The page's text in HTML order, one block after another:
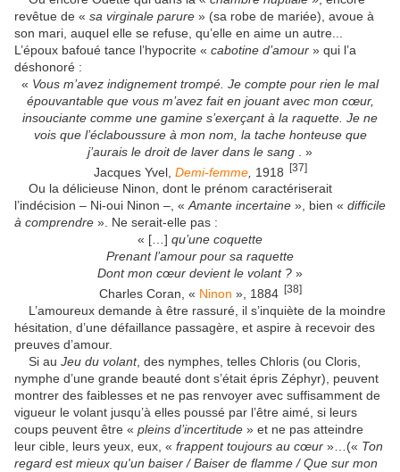
revêtue de « sa virginale parure » (sa robe de mariée), avoue à
son mari, auquel elle se refuse, qu’elle en aime un autre...
L’époux bafoué tance l’hypocrite « cabotine d’amour » qui l’a
déshonoré :
« Vous m’avez indignement trompé. Je compte pour rien le mal
épouvantable que vous m’avez fait en jouant avec mon cœur,
insouciante comme une gamine s’exerçant à la raquette. Je ne
vois que l’éclaboussure à mon nom, la tache honteuse que
j’aurais le droit de laver dans le sang
. »
Jacques Yvel, Demi-femme, 1918 [37]
Ou la délicieuse Ninon, dont le prénom caractériserait
l’indécision – Ni-oui Ninon –, «Amante incertaine », bien « difficile
à comprendre ». Ne serait-elle pas :
« […] qu’une coquette
Prenant l’amour pour sa raquette
Dont mon cœur devient le volant ? »
Charles Coran, « Ninon », 1884 [38]
L’amoureux demande à être rassuré, il s’inquiète de la moindre
hésitation, d’une défaillance passagère, et aspire à recevoir des
preuves d’amour.
Si au Jeu du volant, des nymphes, telles Chloris (ou Cloris,
nymphe d’une grande beauté dont s’était épris Zéphyr), peuvent
montrer des faiblesses et ne pas renvoyer avec suffisamment de
vigueur le volant jusqu’à elles poussé par l’être aimé, si leurs
coups peuvent être « pleins d’incertitude » et ne pas atteindre
leur cible, leurs yeux, eux, « frappent toujours au cœur »…(« Ton
regard est mieux qu'un baiser / Baiser de flamme / Que sur mon